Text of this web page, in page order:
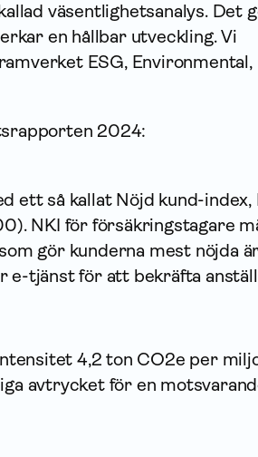
väsentlighetsanalys. Det
en hållbar utveckling. Vi
ESG, Environmental,
2024:
ett så kallat Nöjd kund-index,
NKI för försäkringstagare
gör kunderna mest nöjda
e-tjänst för att bekräfta
4,2 ton CO2e per
avtrycket för en